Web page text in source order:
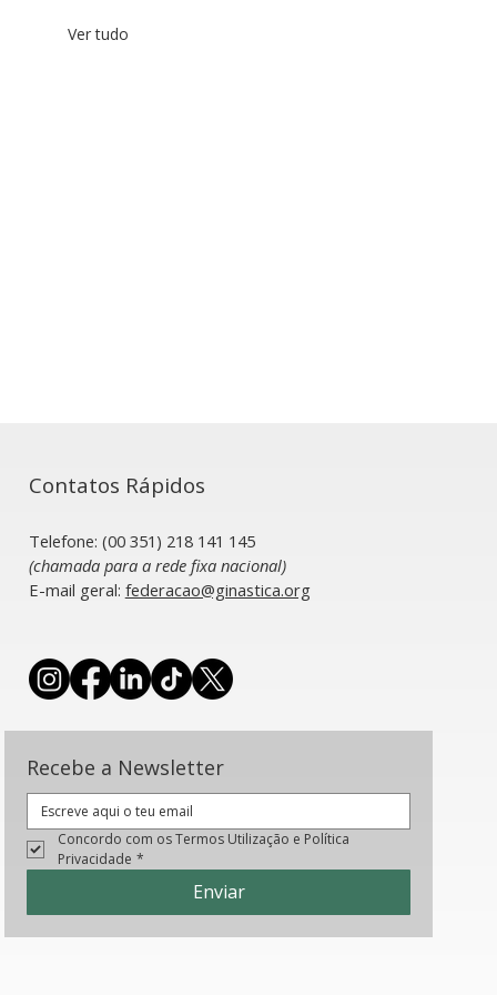
Ver tudo
Recebe a Newsletter
Concordo com os Termos Utilização e Política
Privacidade *
Enviar
Contatos Rápidos
Telefone: (00 351) 218 141 145
(chamada para a rede fixa nacional)
​E-mail geral: federacao@ginastica.org